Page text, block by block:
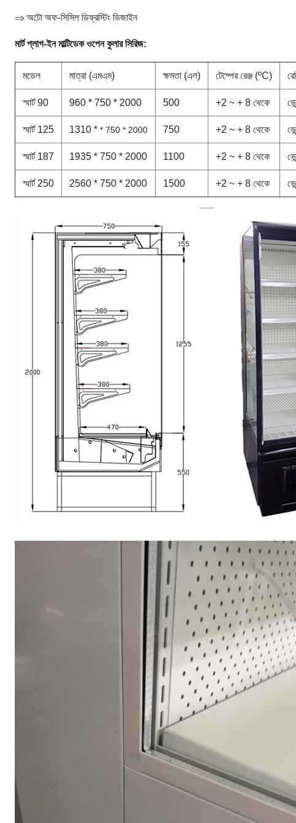
⇒ অটো অফ-সিসিল ডিফ্রস্টিং ডিজাইন
মার্ট প্লাগ-ইন মাল্টিডেক ওপেন কুলার সিরিজ:
মডেল মাত্রা (এমএম) ক্ষমতা (এল) টেম্পের রেঞ্জ (ºC)
স্মার্ট 90 960 * 750 * 2000 500 +2 ~ + 8 থেকে
স্মার্ট 125 1310 * * 750 * 2000 750 +2 ~ + 8 থেকে
স্মার্ট 187 1935 * 750 * 2000 1100 +2 ~ + 8 থেকে
স্মার্ট 250 2560 * 750 * 2000 1500 +2 ~ + 8 থেকে